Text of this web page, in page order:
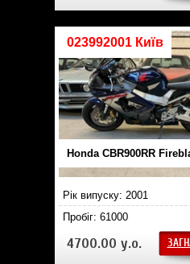
023992001 Київ
Honda CBR900RR
Рік випуску: 2001
Пробіг: 61000
4700.00 у.о.